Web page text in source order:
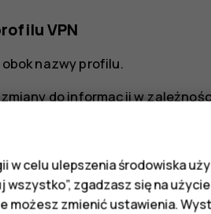
VPN
obok nazwy profilu.
do informacji w
VPN
obok nazwy profilu.
.
w celu ulepszenia środowiska
zgadzasz się na
możesz zmienić ustawienia.